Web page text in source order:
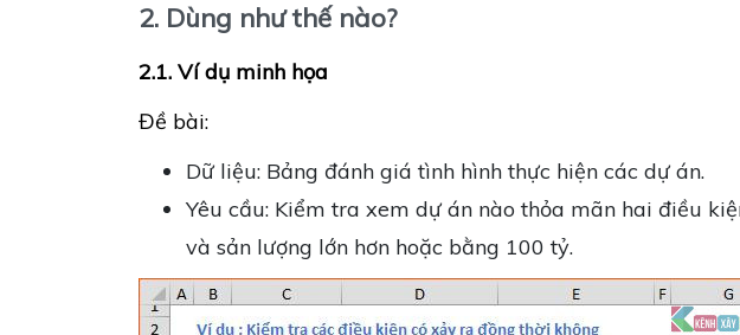
2. Dùng như thế nào?
2.1. Ví dụ minh họa
Đề bài:
Dữ liệu: Bảng đánh giá tình hình thực hiện các dự án.
Yêu cầu: Kiểm tra xem dự án nào thỏa mãn hai điều
và sản lượng lớn hơn hoặc bằng 100 tỷ.